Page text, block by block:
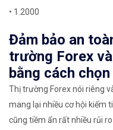
• 1.2000
Đảm bảo an
trường Forex
bằng cách
Thị trường Forex nói riêng
mang lại nhiều cơ hội kiếm
cũng tiềm ẩn rất nhiều rủi